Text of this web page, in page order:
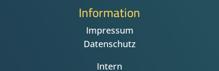
Information
Impressum
Datenschutz
Intern